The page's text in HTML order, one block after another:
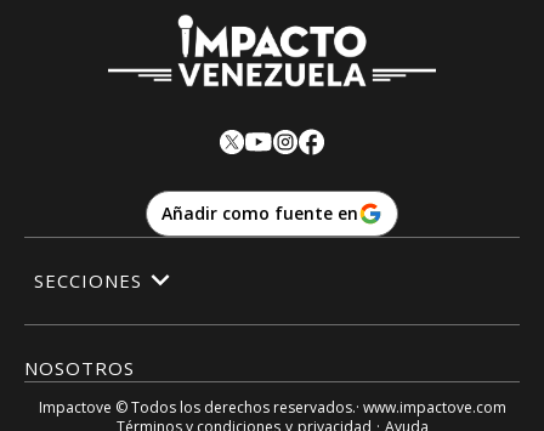
Añadir como fuente en
NOSOTROS
SECCIONES
Impactove © Todos los derechos reservados.· www.impactove.com
Términos y condiciones y privacidad · Ayuda